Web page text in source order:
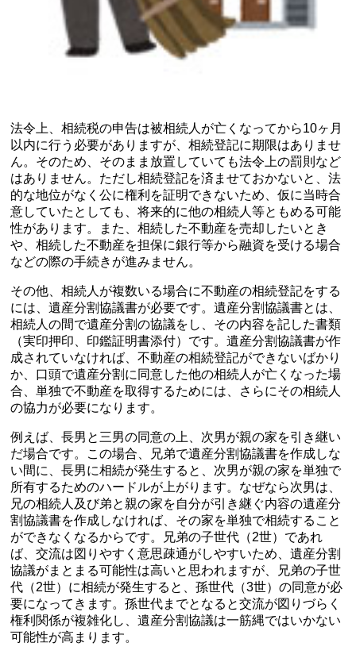
法令上、相続税の申告は被相続人が亡くなってから10ヶ月
以内に行う必要がありますが、相続登記に期限はありませ
ん。そのため、そのまま放置していても法令上の罰則など
はありません。ただし相続登記を済ませておかないと、法
的な地位がなく公に権利を証明できないため、仮に当時合
意していたとしても、将来的に他の相続人等ともめる可能
性があります。また、相続した不動産を売却したいとき
や、相続した不動産を担保に銀行等から融資を受ける場合
などの際の手続きが進みません。
その他、相続人が複数いる場合に不動産の相続登記をする
には、遺産分割協議書が必要です。遺産分割協議書とは、
相続人の間で遺産分割の協議をし、その内容を記した書類
（実印押印、印鑑証明書添付）です。遺産分割協議書が作
成されていなければ、不動産の相続登記ができないばかり
か、口頭で遺産分割に同意した他の相続人が亡くなった場
合、単独で不動産を取得するためには、さらにその相続人
の協力が必要になります。
例えば、長男と三男の同意の上、次男が親の家を引き継い
だ場合です。この場合、兄弟で遺産分割協議書を作成しな
い間に、長男に相続が発生すると、次男が親の家を単独で
所有するためのハードルが上がります。なぜなら次男は、
兄の相続人及び弟と親の家を自分が引き継ぐ内容の遺産分
割協議書を作成しなければ、その家を単独で相続すること
ができなくなるからです。兄弟の子世代（2世）であれ
ば、交流は図りやすく意思疎通がしやすいため、遺産分割
協議がまとまる可能性は高いと思われますが、兄弟の子世
代（2世）に相続が発生すると、孫世代（3世）の同意が必
要になってきます。孫世代までとなると交流が図りづらく
権利関係が複雑化し、遺産分割協議は一筋縄ではいかない
可能性が高まります。